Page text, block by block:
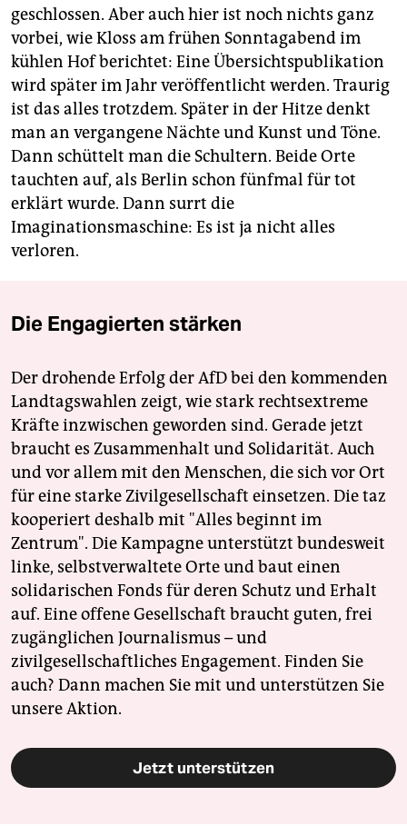
geschlossen. Aber auch hier ist noch nichts ganz
vorbei, wie Kloss am frühen Sonntagabend im
kühlen Hof berichtet: Eine Übersichtspublikation
wird später im Jahr veröffentlicht werden. Traurig
ist das alles trotzdem. Später in der Hitze denkt
man an vergangene Nächte und Kunst und Töne.
Dann schüttelt man die Schultern. Beide Orte
tauchten auf, als Berlin schon fünfmal für tot
erklärt wurde. Dann surrt die
Imaginationsmaschine: Es ist ja nicht alles
verloren.
Die Engagierten stärken
Der drohende Erfolg der AfD bei den kommenden
Landtagswahlen zeigt, wie stark rechtsextreme
Kräfte inzwischen geworden sind. Gerade jetzt
braucht es Zusammenhalt und Solidarität. Auch
und vor allem mit den Menschen, die sich vor Ort
für eine starke Zivilgesellschaft einsetzen. Die taz
kooperiert deshalb mit "Alles beginnt im
Zentrum". Die Kampagne unterstützt bundesweit
linke, selbstverwaltete Orte und baut einen
solidarischen Fonds für deren Schutz und Erhalt
auf. Eine offene Gesellschaft braucht guten, frei
zugänglichen Journalismus – und
zivilgesellschaftliches Engagement. Finden Sie
auch? Dann machen Sie mit und unterstützen Sie
unsere Aktion.
Jetzt unterstützen